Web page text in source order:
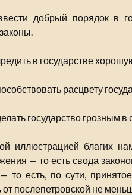
добрый порядок в
в государстве
расцвету
государство грозным
иллюстрацией благих
— то есть свода
то есть, по сути,
от послепетровской не